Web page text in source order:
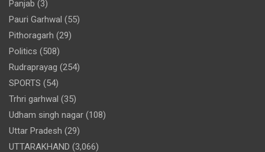
Panjab (3)
Pauri Garhwal (55)
Pithoragarh (29)
Politics (508)
Rudraprayag (254)
SPORTS (54)
Trhri garhwal (35)
Udham singh nagar (108)
Uttar Pradesh (29)
UTTARAKHAND (3,066)